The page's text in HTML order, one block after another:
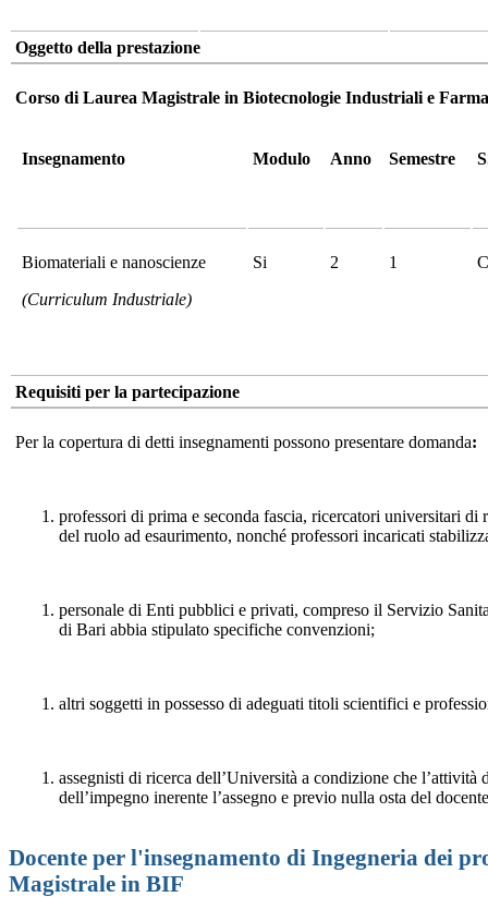
Oggetto della prestazione
Corso di Laurea Magistrale in Biotecnologie Industriali e
Insegnamento Modulo Anno Semestre
Biomateriali e nanoscienze
(Curriculum Industriale)
Si 2 1
Requisiti per la partecipazione
Per la copertura di detti insegnamenti possono presentare domanda:
professori di prima e seconda fascia, ricercatori universitari di
del ruolo ad esaurimento, nonché professori incaricati
personale di Enti pubblici e privati, compreso il Servizio
di Bari abbia stipulato specifiche convenzioni;
altri soggetti in possesso di adeguati titoli scientifici e
assegnisti di ricerca dell’Università a condizione che l’attività
dell’impegno inerente l’assegno e previo nulla osta del
Docente per l'insegnamento di Ingegneria dei
Magistrale in BIF